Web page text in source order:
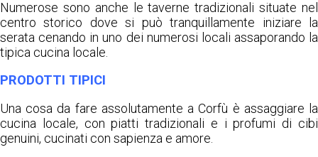
Numerose sono anche le taverne tradizionali situate nel
centro storico dove si può tranquillamente iniziare la
serata cenando in uno dei numerosi locali assaporando la
tipica cucina locale.
PRODOTTI TIPICI
Una cosa da fare assolutamente a Corfù è assaggiare la
cucina locale, con piatti tradizionali e i profumi di cibi
genuini, cucinati con sapienza e amore.